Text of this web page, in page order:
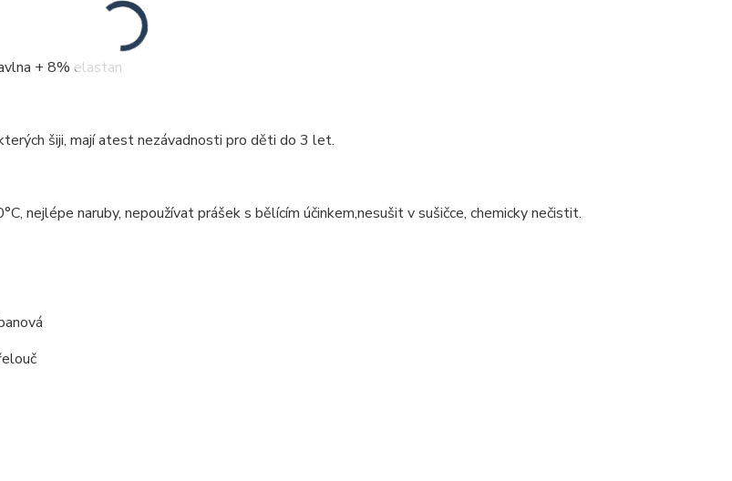
+ 8% elastan
šiji, mají atest nezávadnosti pro děti do 3 let.
nejlépe naruby, nepoužívat prášek s bělícím účinkem,nesušit v sušičce, chemicky nečistit.